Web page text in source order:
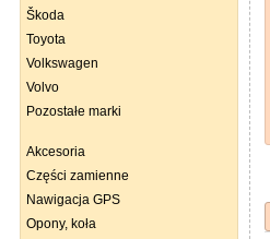
Škoda
Toyota
Volkswagen
Volvo
Pozostałe marki
Akcesoria
Części zamienne
Nawigacja GPS
Opony, koła